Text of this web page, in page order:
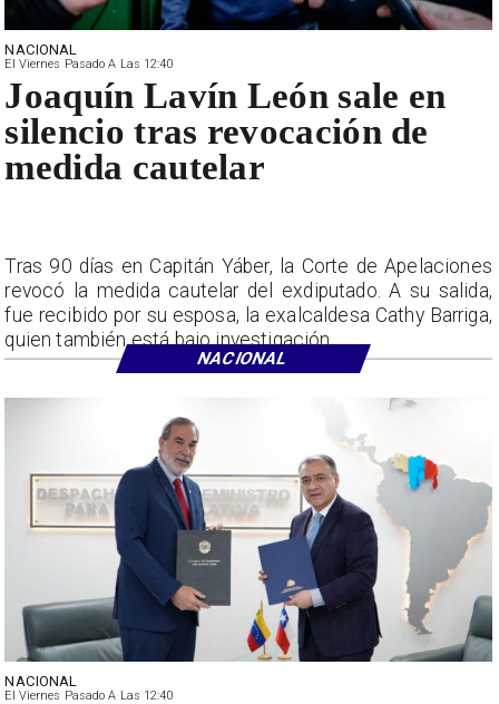
NACIONAL
El Viernes Pasado A Las 12:40
NACIONAL
El Viernes Pasado A Las 12:40
Joaquín Lavín León sale en
silencio tras revocación de
medida cautelar
Tras 90 días en Capitán Yáber, la Corte de Apelaciones
revocó la medida cautelar del exdiputado. A su salida,
fue recibido por su esposa, la exalcaldesa Cathy Barriga,
quien también está bajo investigación.
NACIONAL